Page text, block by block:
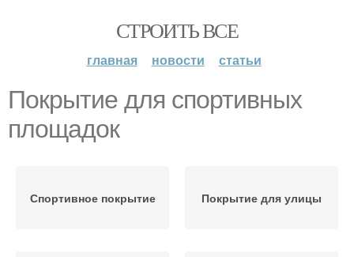
СТРОИТЬ ВСЕ
главная новости статьи
Покрытие для спортивных
площадок
Спортивное покрытие Покрытие для улицы